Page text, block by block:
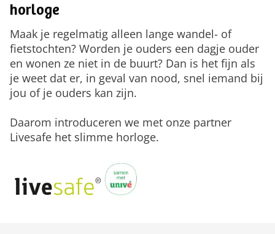
horloge
Maak je regelmatig alleen lange wandel- of
fietstochten? Worden je ouders een dagje ouder
en wonen ze niet in de buurt? Dan is het fijn als
je weet dat er, in geval van nood, snel iemand bij
jou of je ouders kan zijn.
Daarom introduceren we met onze partner
Livesafe het slimme horloge.